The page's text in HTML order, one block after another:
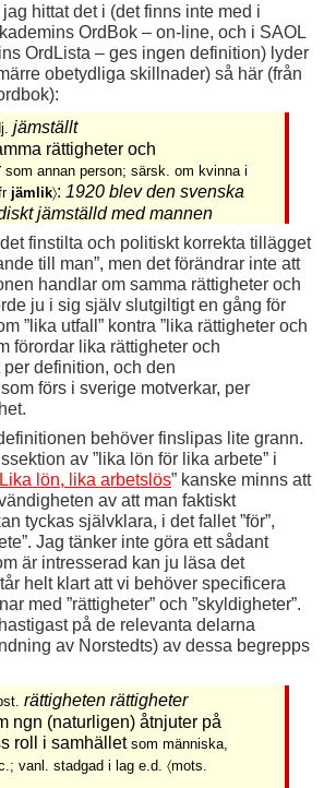
hittat det i (det finns inte med i
OrdBok – on-line, och i SAOL
OrdLista – ges ingen definition) lyder
obetydliga skillnader) så här (från
jämställt
rättigheter och
som annan person; särsk. om kvinna i
jämlik〉: 1920 blev den svenska
jämställd med mannen
finstilta och politiskt korrekta tillägget
till man”, men det förändrar inte att
handlar om samma rättigheter och
ju i sig själv slutgiltigt en gång för
”lika utfall” kontra ”lika rättigheter och
förordar lika rättigheter och
definition, och den
förs i sverige motverkar, per
behöver finslipas lite grann.
av ”lika lön för lika arbete” i
lön, lika arbetslös” kanske minns att
av att man faktiskt
tyckas självklara, i det fallet ”för”,
Jag tänker inte göra ett sådant
är intresserad kan ju läsa det
helt klart att vi behöver specificera
med ”rättigheter” och ”skyldigheter”.
på de relevanta delarna
av Norstedts) av dessa begrepps
rättigheten rättigheter
ngn (naturligen) åtnjuter på
roll i samhälletsom människa,
vanl. stadgad i lag e.d. 〈mots.